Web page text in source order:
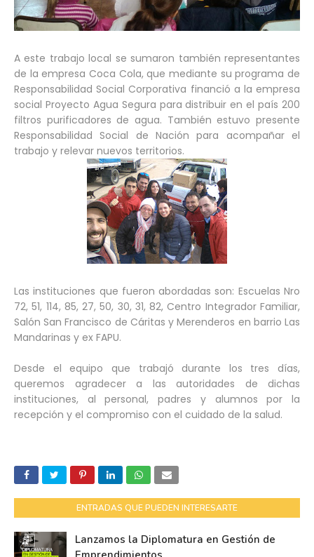
A este trabajo local se sumaron también representantes
de la empresa Coca Cola, que mediante su programa de
Responsabilidad Social Corporativa financió a la empresa
social Proyecto Agua Segura para distribuir en el país 200
filtros purificadores de agua. También estuvo presente
Responsabilidad Social de Nación para acompañar el
trabajo y relevar nuevos territorios.
Las instituciones que fueron abordadas son: Escuelas Nro
72, 51, 114, 85, 27, 50, 30, 31, 82, Centro Integrador Familiar,
Salón San Francisco de Cáritas y Merenderos en barrio Las
Mandarinas y ex FAPU.
Desde el equipo que trabajó durante los tres días,
queremos agradecer a las autoridades de dichas
instituciones, al personal, padres y alumnos por la
recepción y el compromiso con el cuidado de la salud.
ENTRADAS QUE PUEDEN INTERESARTE
Lanzamos la Diplomatura en Gestión de